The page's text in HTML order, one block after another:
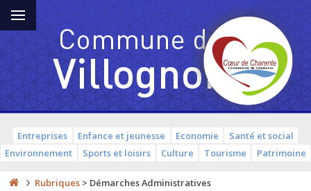
Entreprises Enfance et jeunesse Economie
Santé et social
Environnement
Sports et loisirs Culture Tourisme Patrimoine
Rubriques > Démarches Administratives